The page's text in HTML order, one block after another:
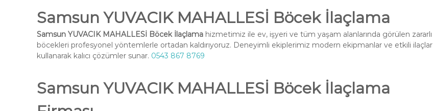
Samsun YUVACIK MAHALLESİ Böcek İlaçlama
Samsun YUVACIK MAHALLESİ Böcek İlaçlama hizmetimiz ile ev, işyeri ve tüm yaşam alanlarında görülen zararlı
böcekleri profesyonel yöntemlerle ortadan kaldırıyoruz. Deneyimli ekiplerimiz modern ekipmanlar ve etkili ilaçlar
kullanarak kalıcı çözümler sunar. 0543 867 8769
Samsun YUVACIK MAHALLESİ Böcek İlaçlama